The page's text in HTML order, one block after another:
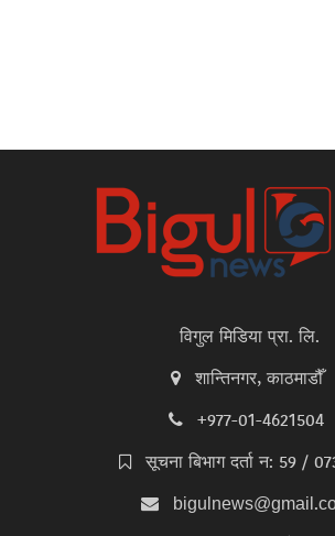
विगुल मिडिया प्रा. लि.
शान्तिनगर, काठमाडौँ
+977-01-4621504
सूचना बिभाग दर्ता न: 59 /